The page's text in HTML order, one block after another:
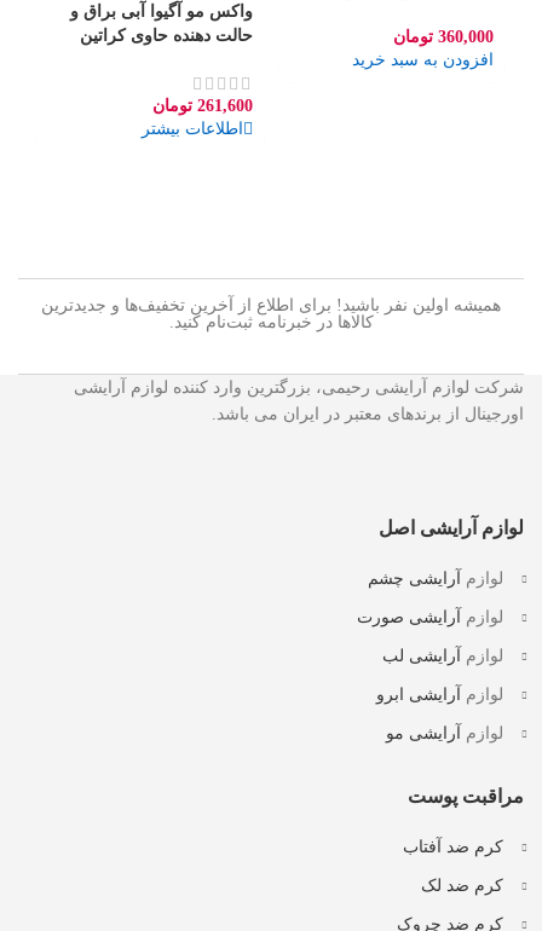
360,000 تومان
افزودن به سبد خرید
واکس مو آگیوا آبی براق و
حالت دهنده حاوی کراتین
261,600 تومان
اطلاعات بیشتر
همیشه اولین نفر باشید! برای اطلاع از آخرین تخفیف‌ها و جدیدترین
کالاها در خبرنامه ثبت‌نام کنید.
شرکت لوازم آرایشی رحیمی، بزرگترین وارد کننده لوازم آرایشی
اورجینال از برندهای معتبر در ایران می باشد.
لوازم آرایشی اصل
لوازم آرایشی چشم
لوازم آرایشی صورت
لوازم آرایشی لب
لوازم آرایشی ابرو
لوازم آرایشی مو
مراقبت پوست
کرم ضد آفتاب
کرم ضد لک
کرم ضد چروک